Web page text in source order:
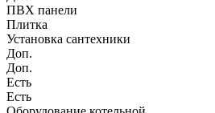
ПВХ панели
Плитка
Установка сантехники
Доп.
Доп.
Есть
Есть